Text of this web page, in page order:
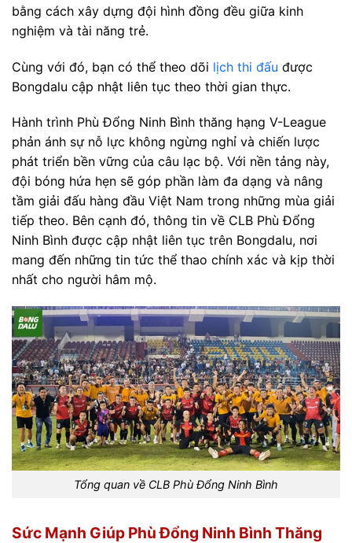
bằng cách xây dựng đội hình đồng đều giữa kinh
nghiệm và tài năng trẻ.
Cùng với đó, bạn có thể theo dõi lịch thi đấu được
Bongdalu cập nhật liên tục theo thời gian thực.
Hành trình Phù Đổng Ninh Bình thăng hạng V-League
phản ánh sự nỗ lực không ngừng nghỉ và chiến lược
phát triển bền vững của câu lạc bộ. Với nền tảng này,
đội bóng hứa hẹn sẽ góp phần làm đa dạng và nâng
tầm giải đấu hàng đầu Việt Nam trong những mùa giải
tiếp theo. Bên cạnh đó, thông tin về CLB Phù Đổng
Ninh Bình được cập nhật liên tục trên Bongdalu, nơi
mang đến những tin tức thể thao chính xác và kịp thời
nhất cho người hâm mộ.
Tổng quan về CLB Phù Đổng Ninh Bình
Sức Mạnh Giúp Phù Đổng Ninh Bình Thăng